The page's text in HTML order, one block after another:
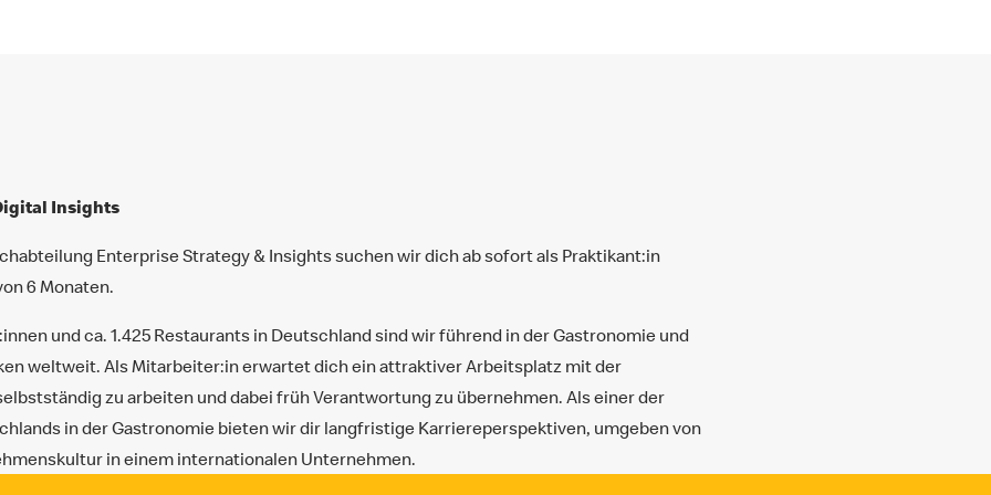
Insights
Enterprise Strategy & Insights suchen wir dich ab sofort als Praktikant:in
6 Monaten.
und ca. 1.425 Restaurants in Deutschland sind wir führend in der Gastronomie und
weltweit. Als Mitarbeiter:in erwartet dich ein attraktiver Arbeitsplatz mit der
zu arbeiten und dabei früh Verantwortung zu übernehmen. Als einer der
in der Gastronomie bieten wir dir langfristige Karriereperspektiven, umgeben von
in einem internationalen Unternehmen.